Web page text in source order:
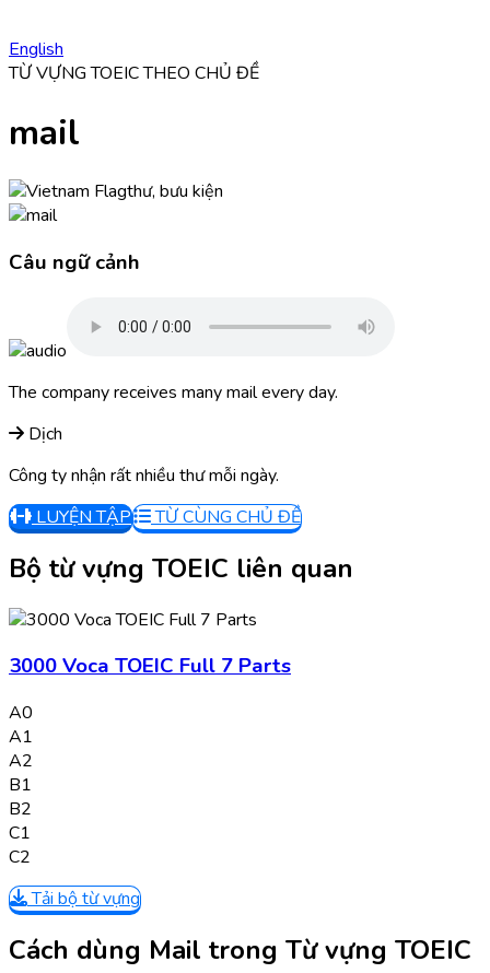
English
TỪ VỰNG TOEIC THEO CHỦ ĐỀ
mail
thư, bưu kiện
Câu ngữ cảnh
The company receives manymailevery day.
Dịch
Công ty nhận rất nhiều thư mỗi ngày.
LUYỆN TẬP
TỪ CÙNG CHỦ ĐỀ
Bộ từ vựng TOEIC liên quan
3000 Voca TOEIC Full 7 Parts
A0
A1
A2
B1
B2
C1
C2
Tải bộ từ vựng
Cách dùng Mail trong Từ vựng TOEIC